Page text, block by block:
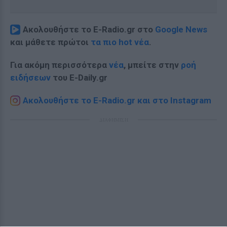
Ακολουθήστε το E-Radio.gr στο Google News
και μάθετε πρώτοι τα πιο hot νέα.
Για ακόμη περισσότερα νέα, μπείτε στην ροή
ειδήσεων του E-Daily.gr
Ακολουθήστε το E-Radio.gr και στο Instagram